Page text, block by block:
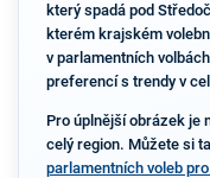
který spadá pod
kterém krajském
v parlamentních
preferencí s trendy v
Pro úplnější obrázek je
celý region. Můžete si
parlamentních voleb